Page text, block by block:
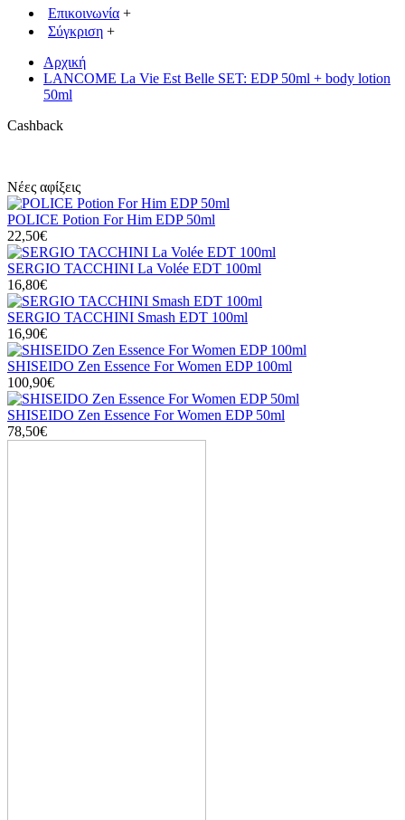
Επικοινωνία +
Σύγκριση +
Αρχική
LANCOME La Vie Est Belle SET: EDP 50ml + body lotion
50ml
Cashback
Νέες αφίξεις
POLICE Potion For Him EDP 50ml
22,50€
SERGIO TACCHINI La Volée EDT 100ml
16,80€
SERGIO TACCHINI Smash EDT 100ml
16,90€
SHISEIDO Zen Essence For Women EDP 100ml
100,90€
SHISEIDO Zen Essence For Women EDP 50ml
78,50€